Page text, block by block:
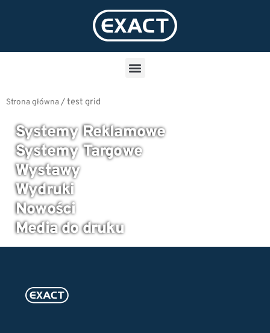
Strona główna/test grid
Systemy Reklamowe
Systemy Targowe
Wystawy
Wydruki
Nowości
Media do druku